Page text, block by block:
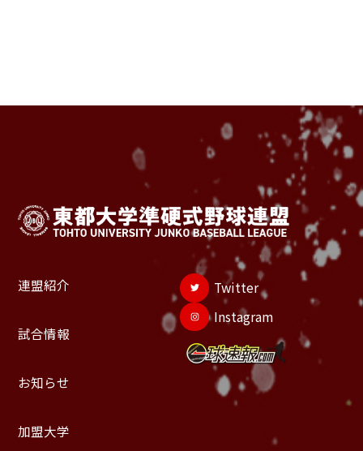
連盟紹介
試合情報
お知らせ
加盟大学
Twitter
Instagram